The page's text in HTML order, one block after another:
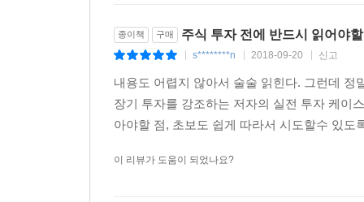
차트와 소문을 이용하여 치고 빠지는 식으로 급
주식에 쏟고 있다는 뜻이며, 그럴수록 수수료만 더
* 미인주, 주도주 쫓아가지 마라.
이목이 쏠린 주식은 이미 ‘오버슈팅’ 상태에 있
종이책 구매 주식 투자 전에 반드시 읽어야
s********n 2018-09-20 신고
내용도 어렵지 않아서 술술 읽힌다. 그런데
장기 투자를 강조하는 저자의 실전 투자 케이
아야할 점, 초보도 쉽게 따라서 시도할수 있
이 리뷰가 도움이 되었나요?